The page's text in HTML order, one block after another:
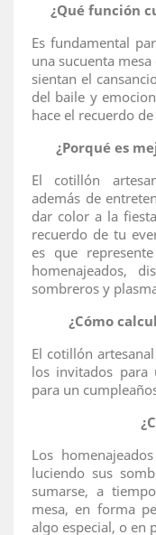
¿Qué función
Es fundamental
una sucuenta
sientan el
del baile y
hace el recuerdo
¿Porqué es
El cotillón
además de
dar color a la
recuerdo de tu
es que
homenajeados,
sombreros y
¿Cómo
El cotillón
los invitados para
para un
Los
luciendo sus
sumarse, a
mesa, en forma
algo especial, o en